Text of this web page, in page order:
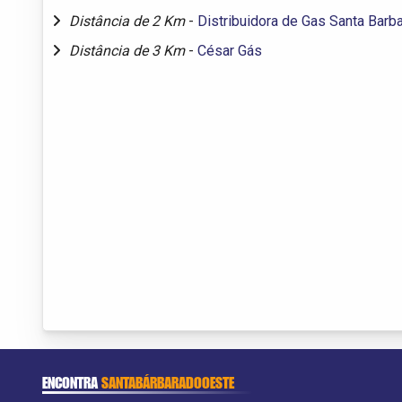
Distância de 2 Km - Distribuidora de Gas Santa
Distância de 3 Km - César Gás
ENCONTRASANTABÁRBARADOOESTE